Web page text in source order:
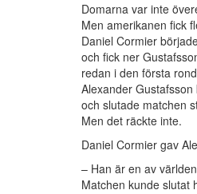
Domarna var inte
Men amerikanen fick
Daniel Cormier
och fick ner
redan i den första
Alexander Gustafsson
och slutade matchen
Men det räckte inte.
Daniel Cormier gav
– Han är en av
Matchen kunde slutat